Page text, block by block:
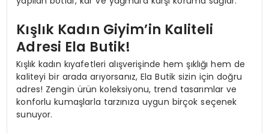
Kışlık Kadın Giyim’in Kaliteli
Adresi Ela Butik!
Kışlık kadın kıyafetleri alışverişinde hem şıklığı hem de
kaliteyi bir arada arıyorsanız, Ela Butik sizin için doğru
adres! Zengin ürün koleksiyonu, trend tasarımlar ve
konforlu kumaşlarla tarzınıza uygun birçok seçenek
sunuyor.